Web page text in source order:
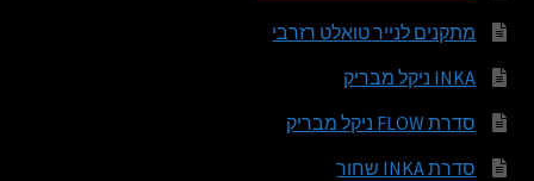
מתקנים לנייר טואלט רזרבי
INKA ניקל מבריק
סדרת FLOW ניקל מבריק
סדרת INKA שחור